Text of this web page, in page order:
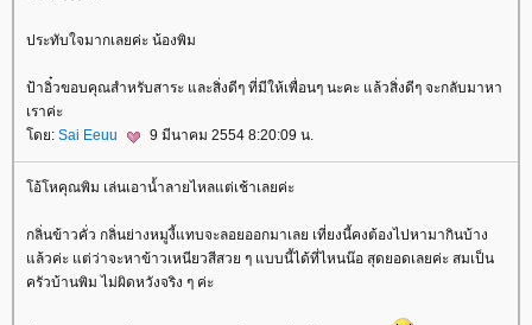
ประทับใจมากเลยค่ะ น้องพิม
ป้าอิ๋วขอบคุณสำหรับสาระ และสิ่งดีๆ ที่มีให้เพื่อนๆ นะคะ แล้วสิ่งดีๆ จะกลับมาหา
เราค่ะ
ดย: Sai Eeuu 9 มีนาคม 2554 8:20:09 น.
อ้โหคุณพิม เล่นเอาน้ำลายไหลแต่เช้าเลยค่ะ
กลิ่นข้าวคั่ว กลิ่นย่างหมูงี้แทบจะลอยออกมาเลย เที่ยงนี้คงต้องไปหามากินบ้าง
ล้วค่ะ แต่ว่าจะหาข้าวเหนียวสีสวย ๆ แบบนี้ได้ที่ไหนน๊อ สุดยอดเลยค่ะ สมเป็น
ครัวบ้านพิม ไม่ผิดหวังจริง ๆ ค่ะ